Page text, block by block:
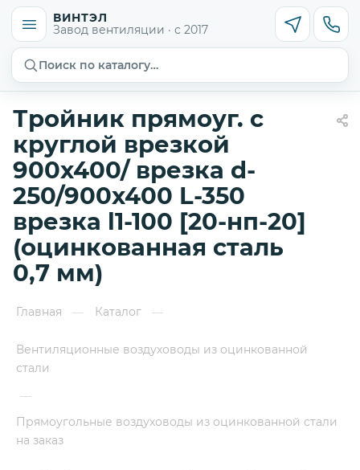
ВИНТЭЛ
Завод вентиляции · с 2017
Поиск по каталогу…
Тройник прямоуг. с
круглой врезкой
900х400/ врезка d-
250/900х400 L-350
врезка l1-100 [20-нп-20]
(оцинкованная сталь
0,7 мм)
Главная — Каталог —
Вентиляционные воздуховоды из оцинкованной
стали
—
Прямоугольные воздуховоды из оцинкованной стали
на заказ